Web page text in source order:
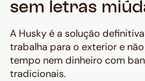
sem letras
A Husky é a solução
trabalha para o exterior e
tempo nem dinheiro com
tradicionais.